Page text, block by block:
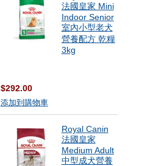
法國皇家 Mini
Indoor Senior
室內小型老犬
營養配方 乾糧
3kg
$292.00
添加到購物車
Royal Canin
法國皇家
Medium Adult
中型成犬營養